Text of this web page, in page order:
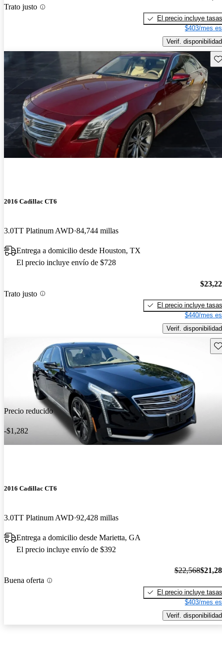
Trato justo
El precio incluye tasas
$403/mes
Verif. disponibilidad
2016 Cadillac CT6
3.0TT Platinum AWD 84,744 millas
Entrega a domicilio desde Houston, TX
El precio incluye envío de $728
Trato justo
El precio incluye tasas
$440/mes
Verif. disponibilidad
Precio reducido
-$1,282
2016 Cadillac CT6
3.0TT Platinum AWD 92,428 millas
Entrega a domicilio desde Marietta, GA
El precio incluye envío de $392
Buena oferta
$22,568
El precio incluye tasas
$403/mes
Verif. disponibilidad